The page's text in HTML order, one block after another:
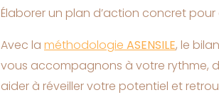
Élaborer un plan d’action concret
Avec la méthodologie ASENSILE, le
vous accompagnons à votre rythme,
aider à réveiller votre potentiel et